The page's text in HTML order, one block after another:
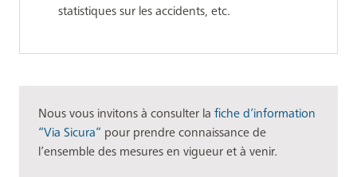
statistiques sur les accidents, etc.
Nous vous invitons à consulter la fiche d’information
“Via Sicura” pour prendre connaissance de
l’ensemble des mesures en vigueur et à venir.